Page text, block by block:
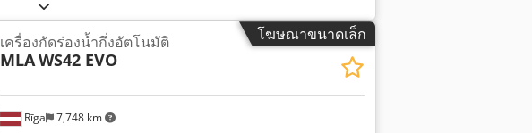
โฆษณาขนาดเล็ก
Rīga 7,748 km
เครื่องกัดร่องน้ำกึ่งอัตโนมัติ
MLAWS42 EVO